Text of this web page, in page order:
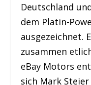
Deutschland
dem Platin-
ausgezeichnet.
zusammen
eBay Motors
sich Mark